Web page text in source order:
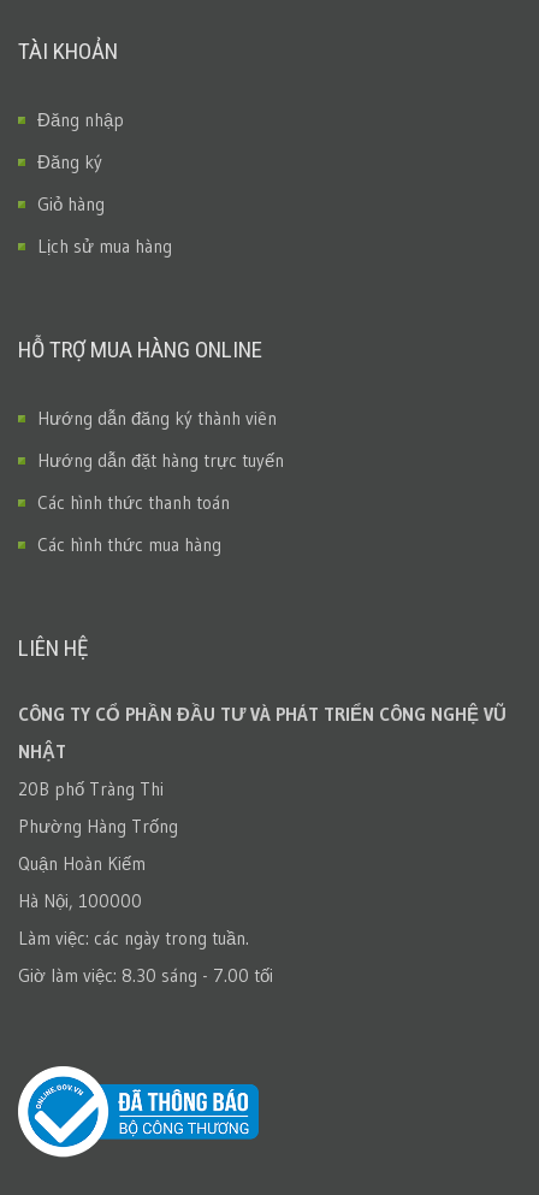
TÀI KHOẢN
Đăng nhập
Đăng ký
Giỏ hàng
Lịch sử mua hàng
HỖ TRỢ MUA HÀNG ONLINE
Hướng dẫn đăng ký thành viên
Hướng dẫn đặt hàng trực tuyến
Các hình thức thanh toán
Các hình thức mua hàng
LIÊN HỆ
CÔNG TY CỔ PHẦN ĐẦU TƯ VÀ PHÁT TRIỂN CÔNG NGHỆ VŨ
NHẬT
20B phố Tràng Thi
Phường Hàng Trống
Quận Hoàn Kiếm
Hà Nội, 100000
Làm việc: các ngày trong tuần.
Giờ làm việc: 8.30 sáng - 7.00 tối